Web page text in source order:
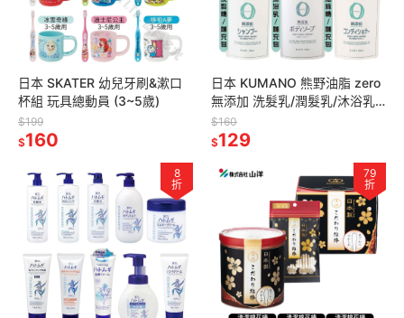
日本 SKATER 幼兒牙刷&漱口
杯組 玩具總動員 (3~5歲)
$199
$160
日本 KUMANO 熊野油脂 zero
無添加 洗髮乳/潤髮乳/沐浴乳
600ml 石鹼皂
$160
$129
8
折
79
折